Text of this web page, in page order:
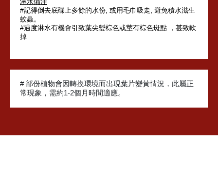
#記得倒去底碟上多餘的水份, 或用毛巾吸走, 避免積水滋生
蚊蟲。
#過度淋水有機會引致葉尖變棕色或莖有棕色斑點 ，甚致軟
掉
# 部份植物會因轉換環境而出現葉片變黃情況，此屬正
常現象，需約1-2個月時間適應。